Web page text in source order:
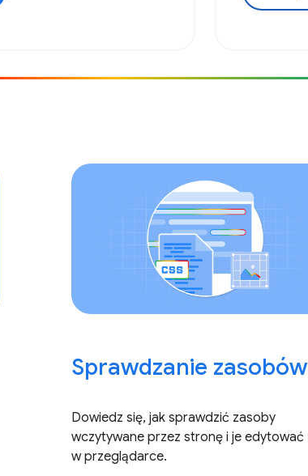
Sprawdzanie zasobów
Dowiedz się, jak sprawdzić zasoby
wczytywane przez stronę i je edytować
w przeglądarce.